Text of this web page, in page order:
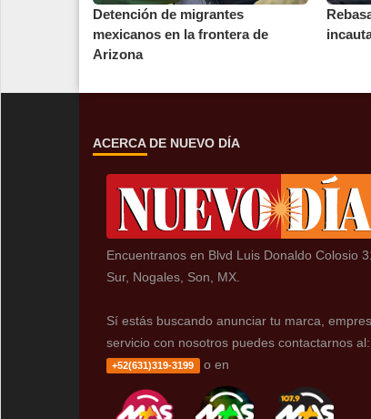
Detención de migrantes
mexicanos en la frontera de
Arizona
ACERCA DE NUEVO DÍA
Encuentranos en Blvd Luis Donaldo Colosio
Sur, Nogales, Son, MX.
Sí estás buscando anunciar tu marca,
servicio con nosotros puedes contactarnos al:
+52(631)319-3199 o en